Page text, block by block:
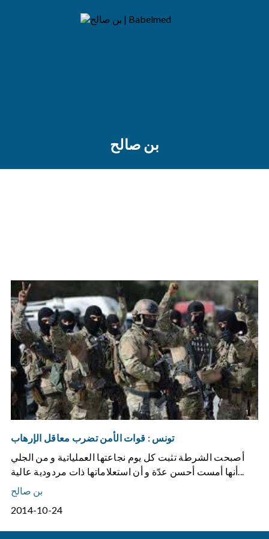
بن صالح
تونس : قوات الأمن تضرب معاقل الإرهاب
أصبحت الشرطة تثبت كل يوم نجاعتها العملياتية و من الجلي
أنها أمست أحسن عدّة و أن استعلاماتها ذات مردودية عالية...
بن صالح
2014-10-24